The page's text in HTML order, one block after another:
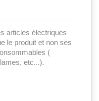
articles électriques
le produit et non ses
(
etc...).